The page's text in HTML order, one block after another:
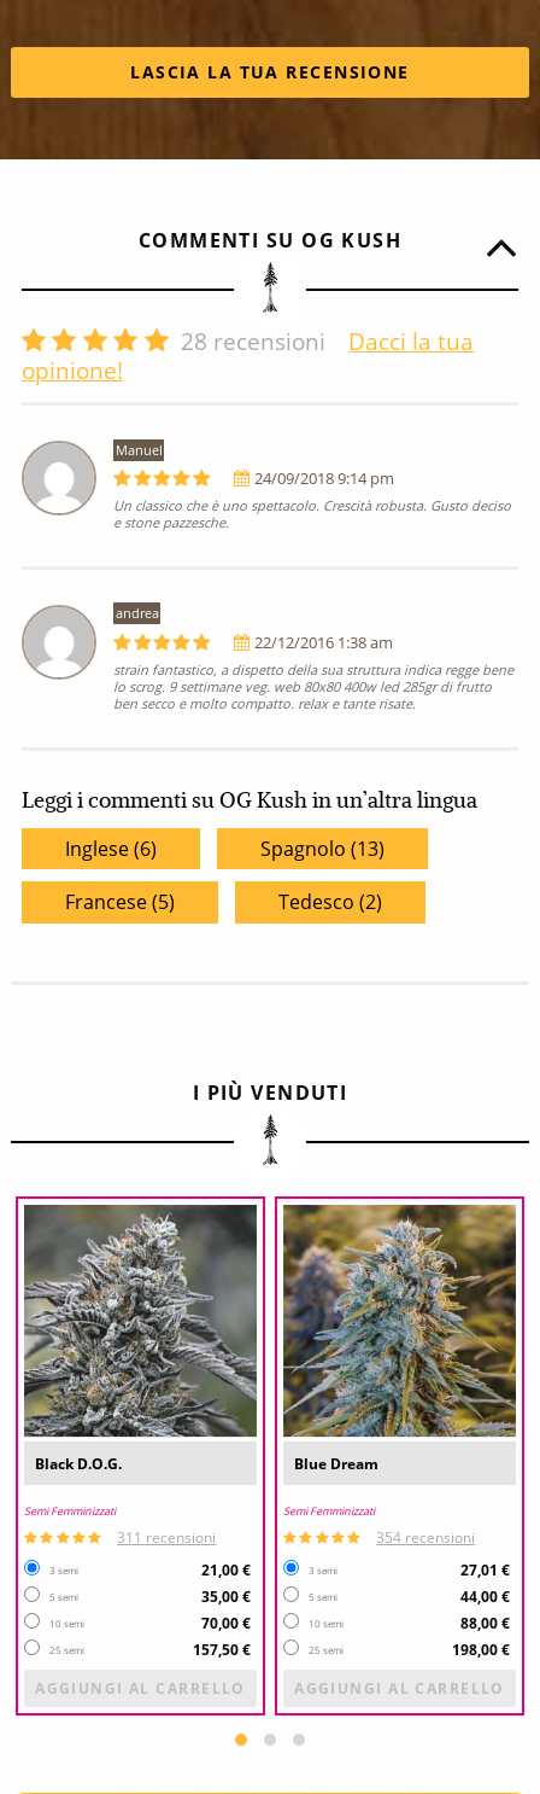
LASCIA LA TUA RECENSIONE
COMMENTI SU OG KUSH
28 recensioni
Dacci la tua
opinione!
Manuel
24/09/2018 9:14 pm
Un classico che è uno spettacolo. Crescità robusta. Gusto deciso
e stone pazzesche.
andrea
22/12/2016 1:38 am
strain fantastico, a dispetto della sua struttura indica regge bene
lo scrog. 9 settimane veg. web 80x80 400w led 285gr di frutto
ben secco e molto compatto. relax e tante risate.
Leggi i commenti su OG Kush in un’altra lingua
Inglese (6) Spagnolo (13)
Francese (5) Tedesco (2)
I PIÙ VENDUTI
Black D.O.G.
Semi Femminizzati
311 recensioni
3 semi 21,00 €
5 semi 35,00 €
10 semi 70,00 €
25 semi
157,50 €
AGGIUNGI AL CARRELLO
Blue Dream
Semi Femminizzati
354 recensioni
3 semi 27,01 €
5 semi 44,00 €
10 semi 88,00 €
25 semi
198,00 €
AGGIUNGI AL CARRELLO